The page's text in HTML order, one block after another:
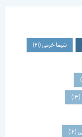
شیما خرمی(21)